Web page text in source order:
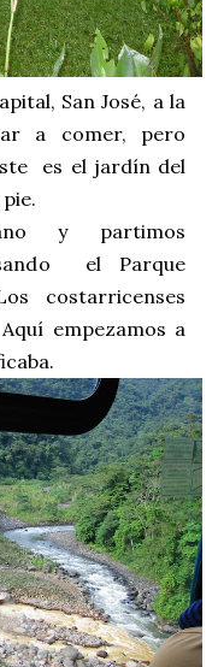
San José, a la
a comer, pero
es el jardín del
y partimos
el Parque
costarricenses
empezamos a